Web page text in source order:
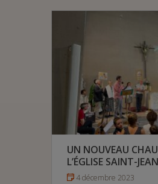
UN NOUVEAU
L’ÉGLISE SAINT-
4 décembre 2023